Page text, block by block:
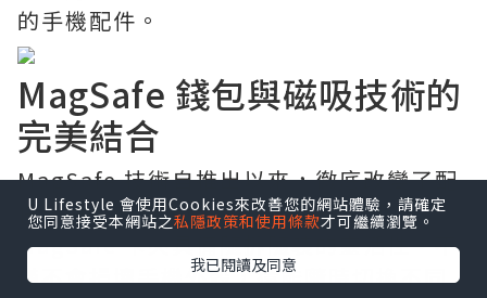
的手機配件。
MagSafe 錢包與磁吸技術的
完美結合
MagSafe 技術自推出以來，徹底改變了配
件的連接方式。比起傳統背貼式卡包，
MagSafe 卡夾具備隨拆隨裝的靈活性，不
僅不會損壞手機外殼，還能隨時切換不同
U Lifestyle 會使用Cookies來改善您的網站體驗，請確定
您同意接受本網站之私隱政策和使用條款才可繼續瀏覽。
我已閱讀及同意